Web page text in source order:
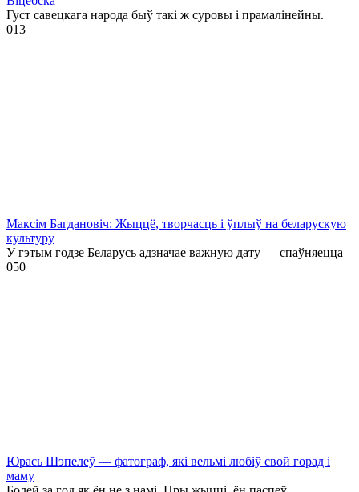
Густ савецкага народа быў такі ж суровы і прамалінейны.
013
Максім Багдановіч: Жыццё, творчасць і ўплыў на беларускую
культуру
У гэтым годзе Беларусь адзначае важную дату — спаўняецца
050
Юрась Шэпелеў — фатограф, які вельмі любіў свой горад і
маму